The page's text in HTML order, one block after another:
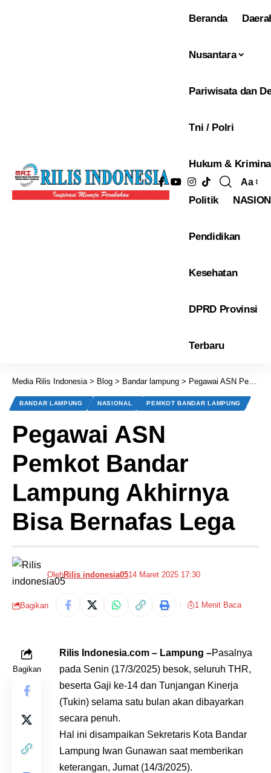
Beranda
Nusantara
Pariwisata dan
Tni / Polri
Hukum &
Politik
Pendidikan
Kesehatan
DPRD Provinsi
Terbaru
Ukuran
Aa
Media Rilis Indonesia> Blog > Bandar lampung > Pegawai ASN Pemkot Bandar Lampung Akhirnya Bisa Bernafas Lega
BANDAR LAMPUNG NASIONAL PEMKOT BANDAR LAMPUNG
Pegawai ASN
Pemkot Bandar
Lampung Akhirnya
Bisa Bernafas Lega
OlehRilis indonesia0514 Maret 2025 17:30
Bagikan 1 Menit Baca
Bagikan
Rilis Indonesia.com – Lampung –Pasalnya
pada Senin (17/3/2025) besok, seluruh THR,
beserta Gaji ke-14 dan Tunjangan Kinerja
(Tukin) selama satu bulan akan dibayarkan
secara penuh.
Hal ini disampaikan Sekretaris Kota Bandar
Lampung Iwan Gunawan saat memberikan
keterangan, Jumat (14/3/2025).